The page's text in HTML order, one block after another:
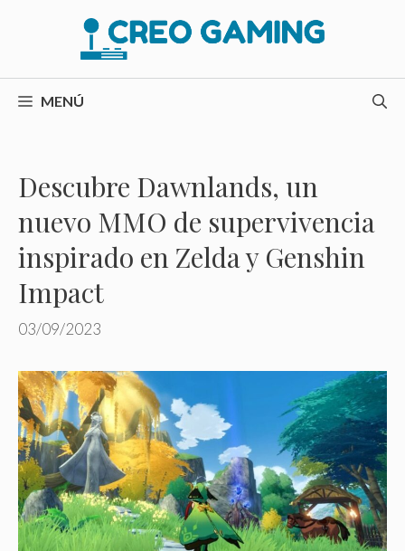
MENÚ
Descubre Dawnlands, un
nuevo MMO de supervivencia
inspirado en Zelda y Genshin
Impact
03/09/2023